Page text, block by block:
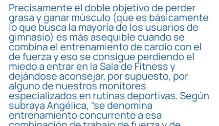
Precisamente el doble objetivo de perder
grasa y ganar músculo (que es básicamente
lo que busca la mayoría de los usuarios de
gimnasio) es más asequible cuando se
combina el entrenamiento de cardio con el
de fuerza y eso se consigue perdiendo el
miedo a entrar en la Sala de Fitness y
dejándose aconsejar, por supuesto, por
alguno de nuestros monitores
especializados en rutinas deportivas. Según
subraya Angélica, “se denomina
entrenamiento concurrente a esa